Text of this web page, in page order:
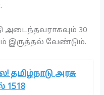
அடைந்தவராகவும் 30
இருத்தல் வேண்டும்.
தமிழ்நாடு அரசு
1518